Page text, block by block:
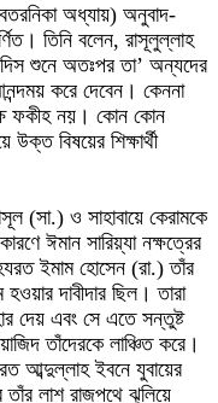
অধ্যায়) অনুবাদ-
তিনি বলেন, রাসূলুল্লাহ
শুনে অতঃপর তা’ অন্যদের
করে দেবেন। কেননা
ফকীহ নয়। কোন কোন
উক্ত বিষয়ের শিক্ষার্থী
(সা.) ও সাহাবায়ে কেরামকে
ঈমান সারিয়্যা নক্ষত্রের
ইমাম হোসেন (রা.) তাঁর
দাবীদার ছিল। তারা
দেয় এবং সে এতে সন্তুষ্ট
তাঁদেরকে লাঞ্চিত করে।
আব্দুল্লাহ ইবনে যুবায়ের
তাঁর লাশ রাজপথে ঝুলিয়ে